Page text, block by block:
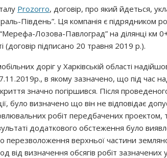
Prozorro, договір, про який йдеться,
Південь”. Ця компанія є підрядником
Лозова-Павлоград” на ділянці км
(договір підписано 20 травня 2019 р.).
доріг у Харківській області
в якому зазначено, що під час
значно погіршився. Після
було визначено що він не відповідає
робіт передбачених
додаткового обстеження було
перезволоження верхньої частини
від визначення обсягів робіт зазначених